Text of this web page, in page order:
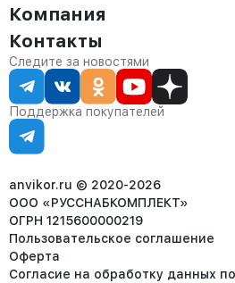
Доставка
Оплата
Сервис
Статус заказа
Статьи
Компания
О компании
Контакты
Партнёрам
Контакты
Отдел продаж:
8 (800) 234-22-62
corp@anvikor.ru
Ежедневно, с 7:00-19:00 (МСК)
Отдел рекламации:
8 (953) 455-25-61
Следите за новостями
Поддержка покупателей
anvikor.ru © 2020-2026
ООО «РУССНАБКОМПЛЕКТ»
ОГРН 1215600000219
Пользовательское соглашение
Оферта
Согласие на обработку данных